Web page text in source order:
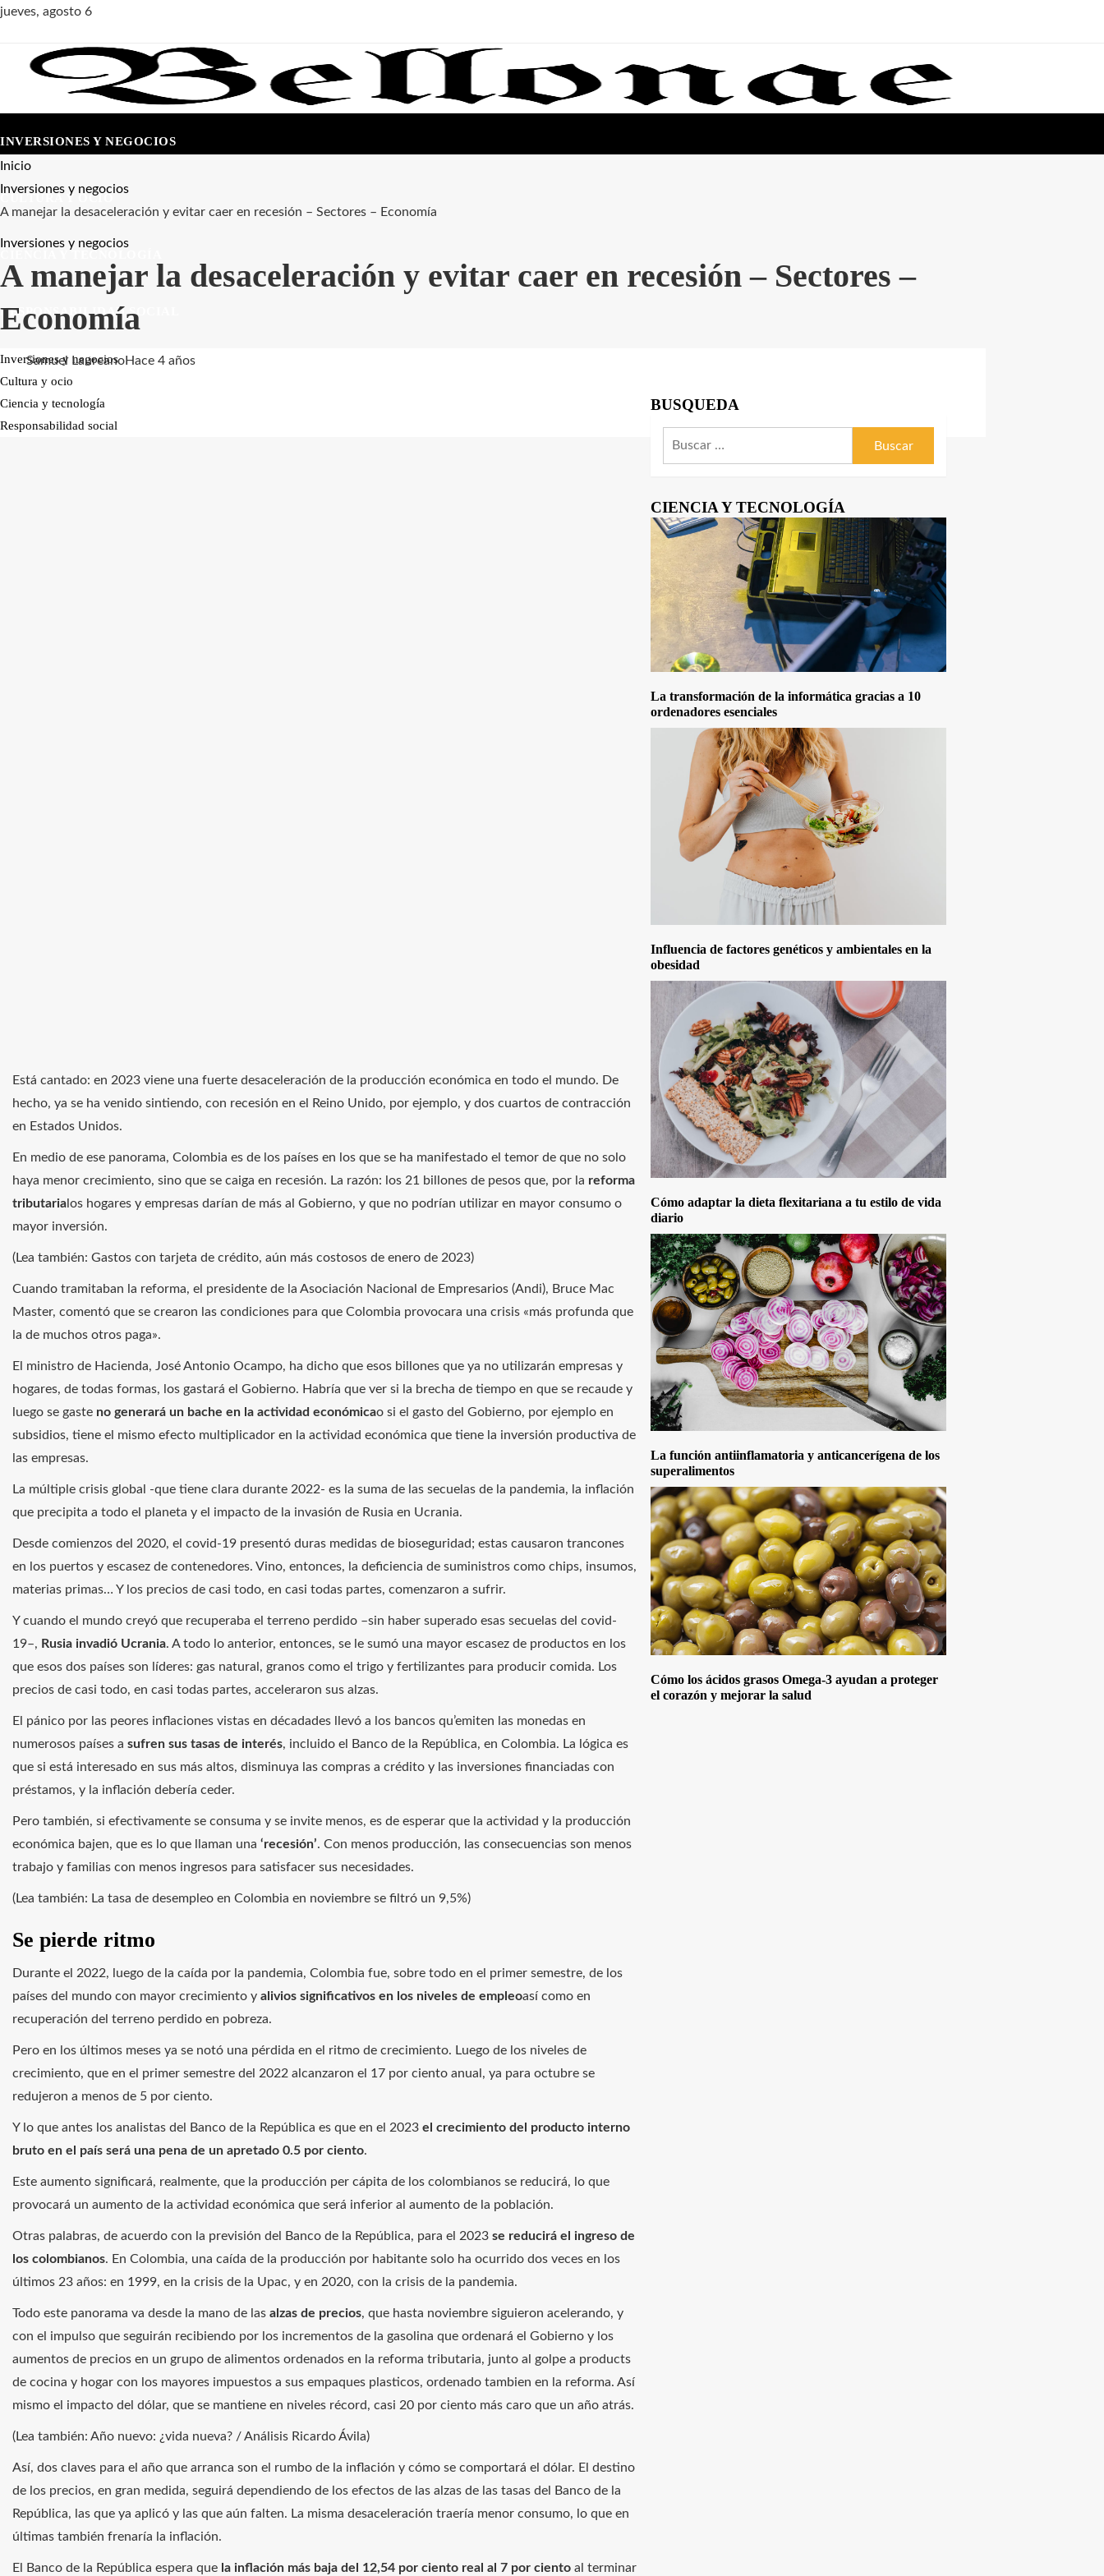
jueves, agosto 6
INVERSIONES Y NEGOCIOS
CULTURA Y OCIO
RESPONSABILIDAD SOCIAL
Inversiones y negocios
Cultura y ocio
Ciencia y tecnología
Responsabilidad social
Inicio
Inversiones y negocios
A manejar la desaceleración y evitar caer en recesión – Sectores – Economía
Inversiones y negocios
A manejar la desaceleración y evitar caer en recesión – Sectores –
Economía
Samuel LaureanoHace 4 años
Está cantado: en 2023 viene una fuerte desaceleración de la producción económica en todo el mundo. De
hecho, ya se ha venido sintiendo, con recesión en el Reino Unido, por ejemplo, y dos cuartos de contracción
en Estados Unidos.
En medio de ese panorama, Colombia es de los países en los que se ha manifestado el temor de que no solo
haya menor crecimiento, sino que se caiga en recesión. La razón: los 21 billones de pesos que, por la reforma
tributaria los hogares y empresas darían de más al Gobierno, y que no podrían utilizar en mayor consumo o
mayor inversión.
(Lea también: Gastos con tarjeta de crédito, aún más costosos de enero de 2023)
Cuando tramitaban la reforma, el presidente de la Asociación Nacional de Empresarios (Andi), Bruce Mac
Master, comentó que se crearon las condiciones para que Colombia provocara una crisis «más profunda que
la de muchos otros paga».
El ministro de Hacienda, José Antonio Ocampo, ha dicho que esos billones que ya no utilizarán empresas y
hogares, de todas formas, los gastará el Gobierno. Habría que ver si la brecha de tiempo en que se recaude y
luego se gaste no generará un bache en la actividad económicao si el gasto del Gobierno, por ejemplo en
subsidios, tiene el mismo efecto multiplicador en la actividad económica que tiene la inversión productiva de
las empresas.
La múltiple crisis global -que tiene clara durante 2022- es la suma de las secuelas de la pandemia, la inflación
que precipita a todo el planeta y el impacto de la invasión de Rusia en Ucrania.
Desde comienzos del 2020, el covid-19 presentó duras medidas de bioseguridad; estas causaron trancones
en los puertos y escasez de contenedores. Vino, entonces, la deficiencia de suministros como chips, insumos,
materias primas… Y los precios de casi todo, en casi todas partes, comenzaron a sufrir.
Y cuando el mundo creyó que recuperaba el terreno perdido –sin haber superado esas secuelas del covid-
19–, Rusia invadió Ucrania. A todo lo anterior, entonces, se le sumó una mayor escasez de productos en los
que esos dos países son líderes: gas natural, granos como el trigo y fertilizantes para producir comida. Los
precios de casi todo, en casi todas partes, acceleraron sus alzas.
El pánico por las peores inflaciones vistas en décadades llevó a los bancos qu’emiten las monedas en
numerosos países a sufren sus tasas de interés, incluido el Banco de la República, en Colombia. La lógica es
que si está interesado en sus más altos, disminuya las compras a crédito y las inversiones financiadas con
préstamos, y la inflación debería ceder.
Pero también, si efectivamente se consuma y se invite menos, es de esperar que la actividad y la producción
económica bajen, que es lo que llaman una ‘recesión’. Con menos producción, las consecuencias son menos
trabajo y familias con menos ingresos para satisfacer sus necesidades.
(Lea también: La tasa de desempleo en Colombia en noviembre se filtró un 9,5%)
Se pierde ritmo
Durante el 2022, luego de la caída por la pandemia, Colombia fue, sobre todo en el primer semestre, de los
países del mundo con mayor crecimiento y alivios significativos en los niveles de empleoasí como en
recuperación del terreno perdido en pobreza.
Pero en los últimos meses ya se notó una pérdida en el ritmo de crecimiento. Luego de los niveles de
crecimiento, que en el primer semestre del 2022 alcanzaron el 17 por ciento anual, ya para octubre se
redujeron a menos de 5 por ciento.
Y lo que antes los analistas del Banco de la República es que en el 2023 el crecimiento del producto interno
bruto en el país será una pena de un apretado 0.5 por ciento.
Este aumento significará, realmente, que la producción per cápita de los colombianos se reducirá, lo que
provocará un aumento de la actividad económica que será inferior al aumento de la población.
Otras palabras, de acuerdo con la previsión del Banco de la República, para el 2023 se reducirá el ingreso de
los colombianos. En Colombia, una caída de la producción por habitante solo ha ocurrido dos veces en los
últimos 23 años: en 1999, en la crisis de la Upac, y en 2020, con la crisis de la pandemia.
Todo este panorama va desde la mano de las alzas de precios, que hasta noviembre siguieron acelerando, y
con el impulso que seguirán recibiendo por los incrementos de la gasolina que ordenará el Gobierno y los
aumentos de precios en un grupo de alimentos ordenados en la reforma tributaria, junto al golpe a products
de cocina y hogar con los mayores impuestos a sus empaques plasticos, ordenado tambien en la reforma. Así
mismo el impacto del dólar, que se mantiene en niveles récord, casi 20 por ciento más caro que un año atrás.
(Lea también: Año nuevo: ¿vida nueva? / Análisis Ricardo Ávila)
Así, dos claves para el año que arranca son el rumbo de la inflación y cómo se comportará el dólar. El destino
de los precios, en gran medida, seguirá dependiendo de los efectos de las alzas de las tasas del Banco de la
República, las que ya aplicó y las que aún falten. La misma desaceleración traería menor consumo, lo que en
últimas también frenaría la inflación.
El Banco de la República espera que la inflación más baja del 12,54 por ciento real al 7 por ciento al terminar
BUSQUEDA
Buscar:
CIENCIA Y TECNOLOGÍA
La transformación de la informática gracias a 10
ordenadores esenciales
Influencia de factores genéticos y ambientales en la
obesidad
Cómo adaptar la dieta flexitariana a tu estilo de vida
diario
La función antiinflamatoria y anticancerígena de los
superalimentos
Cómo los ácidos grasos Omega-3 ayudan a proteger
el corazón y mejorar la salud